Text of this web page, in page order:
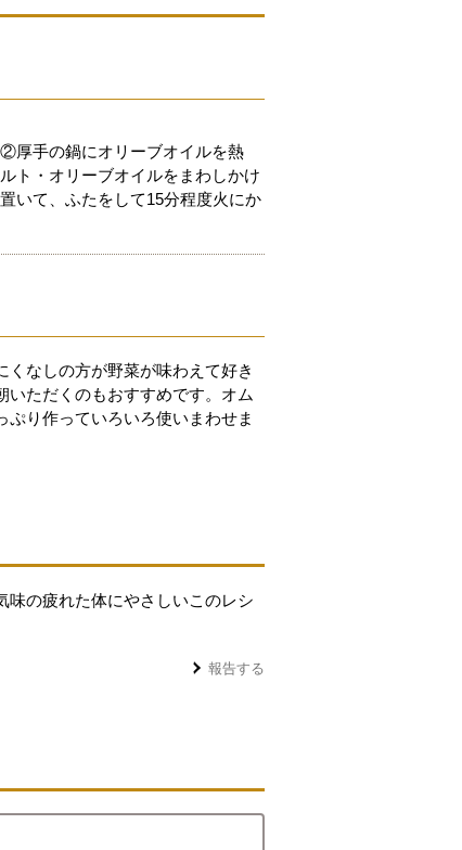
厚手の鍋にオリーブオイルを熱
ト・オリーブオイルをまわしかけ
いて、ふたをして15分程度火にか
なしの方が野菜が味わえて好き
いただくのもおすすめです。オム
り作っていろいろ使いまわせま
味の疲れた体にやさしいこのレシ
報告する